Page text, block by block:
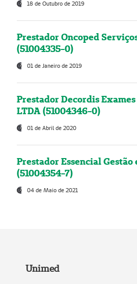
18 de Outubro de 2019
Prestador Oncoped
(51004335-0)
01 de Janeiro de 2019
Prestador Decordis
LTDA (51004346-0)
01 de Abril de 2020
Prestador Essencial Gestão
(51004354-7)
04 de Maio de 2021
Unimed